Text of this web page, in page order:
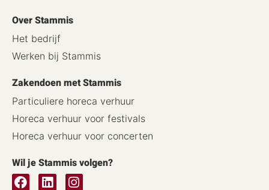
Over Stammis
Het bedrijf
Werken bij Stammis
Zakendoen met Stammis
Particuliere horeca verhuur
Horeca verhuur voor festivals
Horeca verhuur voor concerten
Wil je Stammis volgen?